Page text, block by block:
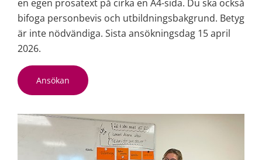
en egen prosatext på cirka en A4-sida. Du ska också
bifoga personbevis och utbildningsbakgrund. Betyg
är inte nödvändiga. Sista ansökningsdag 15 april
2026.
Ansökan